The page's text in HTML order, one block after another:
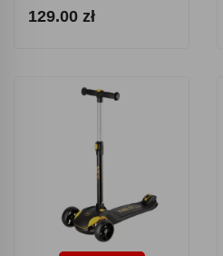
HLB09 - Różowa
129.00 zł